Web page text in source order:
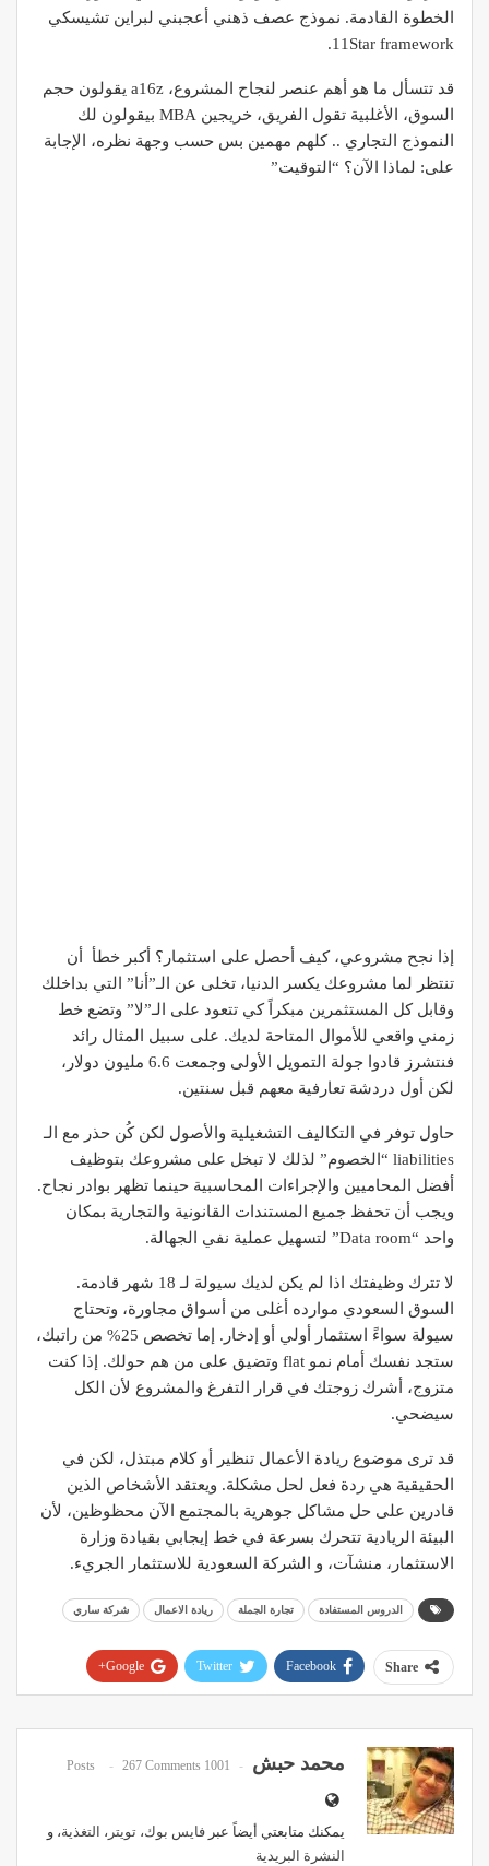
الخطوة القادمة. نموذج عصف ذهني أعجبني لبراين تشيسكي
11Star framework.
قد تتسأل ما هو أهم عنصر لنجاح المشروع، a16z يقولون حجم
السوق، الأغلبية تقول الفريق، خريجين MBA بيقولون لك
النموذج التجاري .. كلهم مهمين بس حسب وجهة نظره، الإجابة
على: لماذا الآن؟ “التوقيت”
إذا نجح مشروعي، كيف أحصل على استثمار؟ أكبر خطأ أن
تنتظر لما مشروعك يكسر الدنيا، تخلى عن الـ”أنا” التي بداخلك
وقابل كل المستثمرين مبكراً كي تتعود على الـ”لا” وتضع خط
زمني واقعي للأموال المتاحة لديك. على سبيل المثال رائد
فنتشرز قادوا جولة التمويل الأولى وجمعت 6.6 مليون دولار،
لكن أول دردشة تعارفية معهم قبل سنتين.
حاول توفر في التكاليف التشغيلية والأصول لكن كُن حذر مع الـ
liabilities “الخصوم” لذلك لا تبخل على مشروعك بتوظيف
أفضل المحاميين والإجراءات المحاسبية حينما تظهر بوادر نجاح.
ويجب أن تحفظ جميع المستندات القانونية والتجارية بمكان
واحد “Data room” لتسهيل عملية نفي الجهالة.
لا تترك وظيفتك اذا لم يكن لديك سيولة لـ 18 شهر قادمة.
السوق السعودي موارده أغلى من أسواق مجاورة، وتحتاج
سيولة سواءً استثمار أولي أو إدخار. إما تخصص 25% من راتبك،
ستجد نفسك أمام نمو flat وتضيق على من هم حولك. إذا كنت
متزوج، أشرك زوجتك في قرار التفرغ والمشروع لأن الكل
سيضحي.
قد ترى موضوع ريادة الأعمال تنظير أو كلام مبتذل، لكن في
الحقيقية هي ردة فعل لحل مشكلة. ويعتقد الأشخاص الذين
قادرين على حل مشاكل جوهرية بالمجتمع الآن محظوظين، لأن
البيئة الريادية تتحرك بسرعة في خط إيجابي بقيادة وزارة
الاستثمار، منشآت، و الشركة السعودية للاستثمار الجريء.
الدروس المستفادة تجارة الجملة ريادة الاعمال شركة ساري
Share
Facebook
Twitter
Google+
محمد حبش 1001 Posts
267 Comments
يمكنك متابعتي أيضاً عبر فايس بوك، تويتر ، التغذية، و
النشرة البريدية